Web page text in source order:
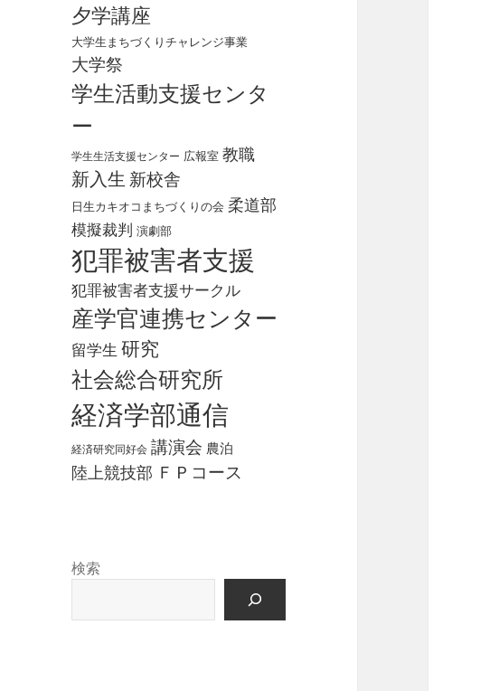
夕学講座
大学生まちづくりチャレンジ事業
大学祭
学生活動支援センタ
ー
学生生活支援センター 広報室 教職
新入生 新校舎
日生カキオコまちづくりの会 柔道部
模擬裁判 演劇部
犯罪被害者支援
犯罪被害者支援サークル
産学官連携センター
留学生 研究
社会総合研究所
経済学部通信
経済研究同好会 講演会 農泊
陸上競技部 ＦＰコース
検索